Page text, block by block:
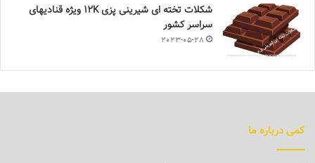
شکلات تخته ای شیرینی پزی 12K ویژه قنادیهای
سراسر کشور
2023-05-28
کمی درباره ما